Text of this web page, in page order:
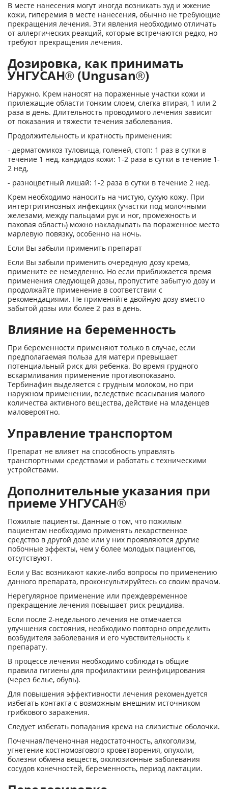
В месте нанесения могут иногда возникать зуд и жжение
кожи, гиперемия в месте нанесения, обычно не требующие
прекращения лечения. Эти явления необходимо отличать
от аллергических реакций, которые встречаются редко, но
требуют прекращения лечения.
Дозировка, как принимать
УНГУСАН® (Ungusan®)
Наружно. Крем наносят на пораженные участки кожи и
прилежащие области тонким слоем, слегка втирая, 1 или 2
раза в день. Длительность проводимого лечения зависит
от показания и тяжести течения заболевания.
Продолжительность и кратность применения:
- дерматомикоз туловища, голеней, стоп: 1 раз в сутки в
течение 1 нед, кандидоз кожи: 1-2 раза в сутки в течение 1-
2 нед,
- разноцветный лишай: 1-2 раза в сутки в течение 2 нед.
Крем необходимо наносить на чистую, сухую кожу. При
интертригинозных инфекциях (участки под молочными
железами, между пальцами рук и ног, промежность и
паховая область) можно накладывать па пораженное место
марлевую повязку, особенно на ночь.
Если Вы забыли применить препарат
Если Вы забыли применить очередную дозу крема,
примените ее немедленно. Но если приближается время
применения следующей дозы, пропустите забытую дозу и
продолжайте применение в соответствии с
рекомендациями. Не применяйте двойную дозу вместо
забытой дозы или более 2 раз в день.
Влияние на беременность
При беременности применяют только в случае, если
предполагаемая польза для матери превышает
потенциальный риск для ребенка. Во время грудного
вскармливания применение противопоказано.
Тербинафин выделяется с грудным молоком, но при
наружном применении, вследствие всасывания малого
количества активного вещества, действие на младенцев
маловероятно.
Управление транспортом
Препарат не влияет на способность управлять
транспортными средствами и работать с техническими
устройствами.
Дополнительные указания при
приеме УНГУСАН®
Пожилые пациенты. Данные о том, что пожилым
пациентам необходимо применять лекарственное
средство в другой дозе или у них проявляются другие
побочные эффекты, чем у более молодых пациентов,
отсутствуют.
Если у Вас возникают какие-либо вопросы по применению
данного препарата, проконсультируйтесь со своим врачом.
Нерегулярное применение или преждевременное
прекращение лечения повышает риск рецидива.
Если после 2-недельного лечения не отмечается
улучшения состояния, необходимо повторно определить
возбудителя заболевания и его чувствительность к
препарату.
В процессе лечения необходимо соблюдать общие
правила гигиены для профилактики реинфицирования
(через белье, обувь).
Для повышения эффективности лечения рекомендуется
избегать контакта с возможным внешним источником
грибкового заражения.
Следует избегать попадания крема на слизистые оболочки.
Почечная/печеночная недостаточность, алкоголизм,
угнетение костномозгового кроветворения, опухоли,
болезни обмена веществ, окклюзионные заболевания
сосудов конечностей, беременность, период лактации.